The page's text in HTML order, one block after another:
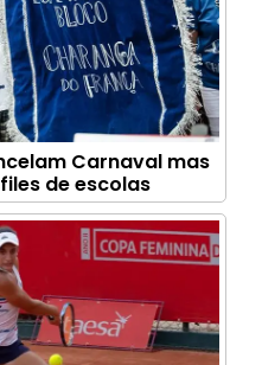
Carnaval mas
de escolas